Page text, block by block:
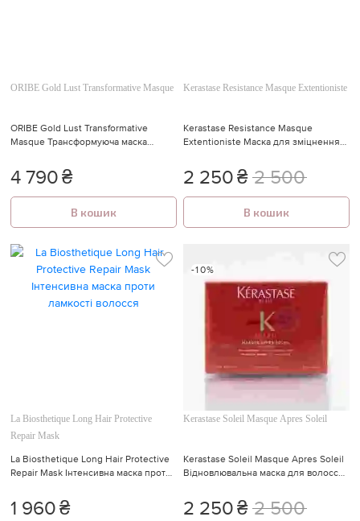
ORIBE Gold Lust Transformative Masque
ORIBE Gold Lust Transformative
Masque Трансформуюча маска
4 790₴
В кошик
Kerastase Resistance Masque Extentioniste
Kerastase Resistance Masque
Extentioniste Маска для зміцнення
кінчиків)
2 250₴ 2 500
В кошик
La Biosthetique Long Hair Protective
Repair Mask
La Biosthetique Long Hair Protective
Repair Mask Інтенсивна маска проти
1 960₴
-10%
Kerastase Soleil Masque Apres Soleil
Kerastase Soleil Masque Apres Soleil
Відновлювальна маска для волосся
сонці(пошкоджених від хлору, сонця
і солоної води)
2 250₴ 2 500